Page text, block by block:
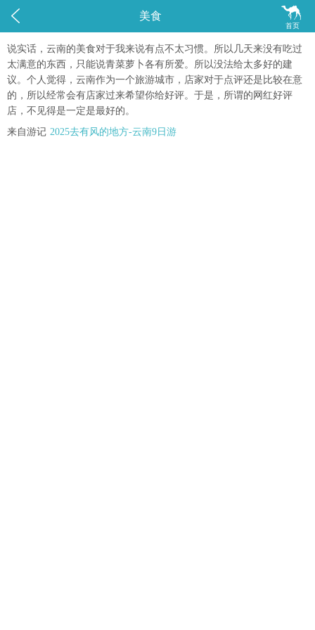
 
首页
美食
说实话，云南的美食对于我来说有点不太习惯。所以几天来没有吃过
太满意的东西，只能说青菜萝卜各有所爱。所以没法给太多好的建
议。个人觉得，云南作为一个旅游城市，店家对于点评还是比较在意
的，所以经常会有店家过来希望你给好评。于是，所谓的网红好评
店，不见得是一定是最好的。
来自游记 2025去有风的地方-云南9日游